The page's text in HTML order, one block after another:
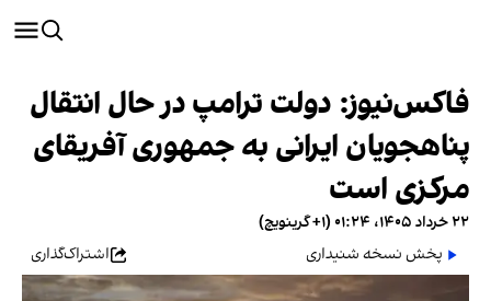
فاکس‌نیوز: دولت ترامپ در حال انتقال
پناهجویان ایرانی به جمهوری آفریقای
مرکزی است
۲۲ خرداد ۱۴۰۵، ۰۱:۲۴ (‎+۱ گرینویچ)
پخش نسخه شنیداری
اشتراک‌گذاری